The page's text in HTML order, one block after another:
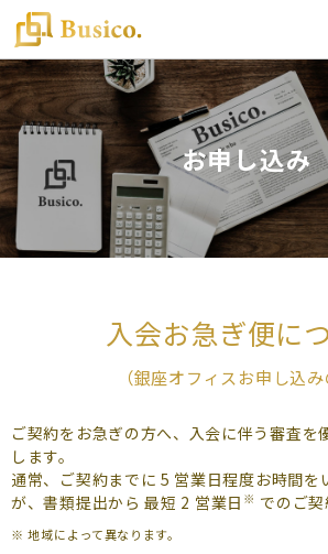
トップ
Busico.について
オフィス
Busico.銀座
Busico.梅田
Busico.通信
よくあるご質問
お申し込み
入会お急ぎ便に
（銀座オフィスお申し込み
ご契約をお急ぎの方へ、入会に伴う審査を
します。
通常、ご契約までに 5 営業日程度お時間を
が、書類提出から最短 2 営業日 ※ でのご契
※ 地域によって異なります。